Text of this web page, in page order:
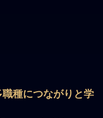
種につながりと学